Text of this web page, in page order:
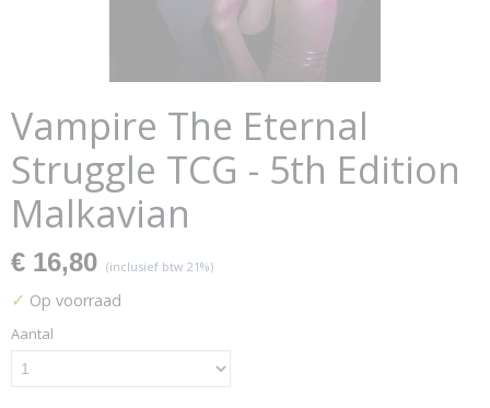
Vampire The Eternal
Struggle TCG - 5th Edition
Malkavian
€ 16,80 (inclusief btw 21%)
✓ Op voorraad
Aantal